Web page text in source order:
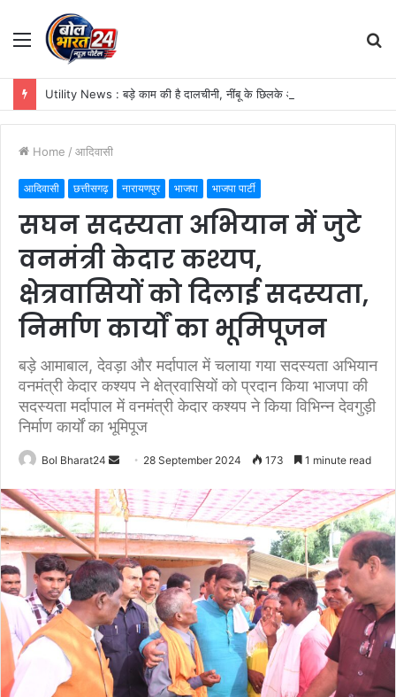
Menu
Home / आदिवासी
आदिवासी छत्तीसगढ़ नारायणपुर भाजपा भाजपा पार्टी
सघन सदस्यता अभियान में जुटे
वनमंत्री केदार कश्यप,
क्षेत्रवासियों को दिलाई सदस्यता,
निर्माण कार्यों का भूमिपूजन
बड़े आमाबाल, देवड़ा और मर्दापाल में चलाया गया सदस्यता अभियान
वनमंत्री केदार कश्यप ने क्षेत्रवासियों को प्रदान किया भाजपा की
सदस्यता मर्दापाल में वनमंत्री केदार कश्यप ने किया विभिन्न देवगुड़ी
निर्माण कार्यों का भूमिपूज
Bol Bharat24
Send
email
28 September 2024 173 1 minute read